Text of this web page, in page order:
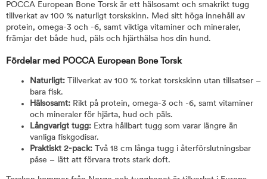
POCCA European Bone Torsk är ett hälsosamt och smakrikt tugg
tillverkat av 100 % naturligt torskskinn. Med sitt höga innehåll av
protein, omega-3 och -6, samt viktiga vitaminer och mineraler,
främjar det både hud, päls och hjärthälsa hos din hund.
Fördelar med POCCA European Bone Torsk
Naturligt: Tillverkat av 100 % torkat torskskinn utan tillsatser –
bara fisk.
Hälsosamt: Rikt på protein, omega-3 och -6, samt vitaminer
och mineraler för hjärta, hud och päls.
Långvarigt tugg: Extra hållbart tugg som varar längre än
vanliga fiskgodisar.
Praktiskt 2-pack: Två 18 cm långa tugg i återförslutningsbar
påse – lätt att förvara trots stark doft.